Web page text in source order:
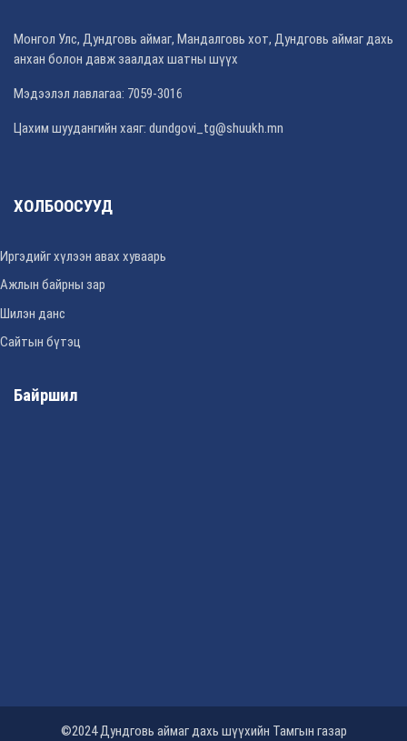
Монгол Улс, Дундговь аймаг, Мандалговь хот, Дундговь аймаг дахь
анхан болон давж заалдах шатны шүүх
Мэдээлэл лавлагаа: 7059-3016
Цахим шуудангийн хаяг: dundgovi_tg@shuukh.mn
ХОЛБООСУУД
Иргэдийг хүлээн авах хуваарь
Ажлын байрны зар
Шилэн данс
Сайтын бүтэц
Байршил
©2024 Дундговь аймаг дахь шүүхийн Тамгын газар